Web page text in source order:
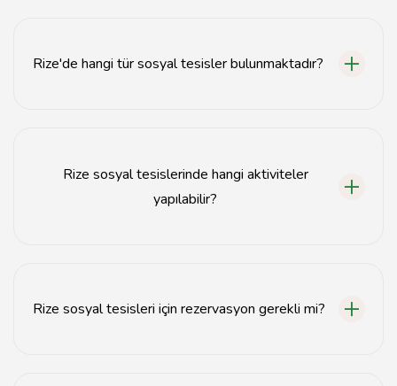
Rize'de hangi tür sosyal tesisler bulunmaktadır?
Rize sosyal tesislerinde hangi aktiviteler
yapılabilir?
Rize sosyal tesisleri için rezervasyon gerekli mi?